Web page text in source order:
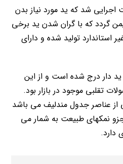
اجرایی شد که ید مورد نیاز بدن
گردد که با گران شدن ید برخی
استاندارد تولید شده و دارای
ید دار درج شده است و از این
تقلبی موجود در بازار بود.
از عناصر جدول مندلیف می باشد
جزو نمکهای طبیعت به شمار می
دارد.